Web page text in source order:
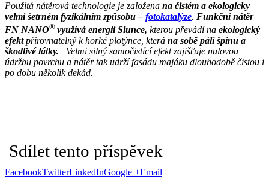
Použitá nátěrová technologie je založena na čistém a ekologicky
velmi šetrném fyzikálním způsobu – fotokatalýze. Funkční nátěr
FN NANO® využívá energii Slunce, kterou převádí na ekologický
efektpřirovnatelný k horké plotýnce, která na sobě pálí špínu a
škodlivé látky.
Velmi silný samočistící efekt zajišťuje nulovou
údržbu povrchu a nátěr tak udrží fasádu majáku dlouhodobě čistou i
po dobu několik dekád.
Sdílet tento příspěvek
FacebookTwitterLinkedInGoogle +Email